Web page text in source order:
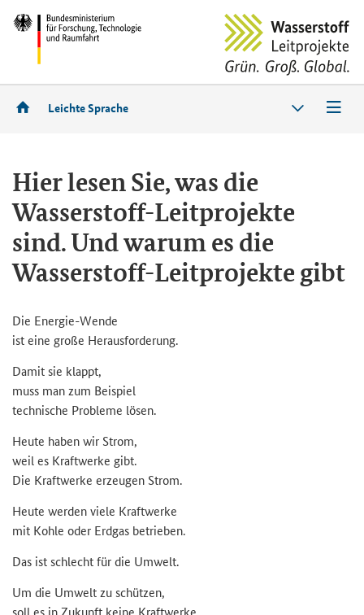
Leichte Sprache
Hier lesen Sie, was die
Wasserstoff-​Leitprojekte
sind. Und warum es die
Wasserstoff-​Leitprojekte gibt
Die Energie-​​Wende
ist eine große Her­aus­for­de­rung.
Damit sie klappt,
muss man zum Bei­spiel
tech­ni­sche Pro­ble­me lösen.
Heute haben wir Strom,
weil es Kraft­wer­ke gibt.
Die Kraft­wer­ke er­zeu­gen Strom.
Heute wer­den viele Kraft­wer­ke
mit Kohle oder Erd­gas be­trie­ben.
Das ist schlecht für die Um­welt.
Um die Um­welt zu schüt­zen,
soll es in Zu­kunft keine Kraft­wer­ke